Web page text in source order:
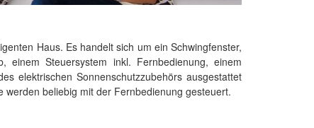
Haus. Es handelt sich um ein Schwingfenster,
einem Steuersystem inkl. Fernbedienung, einem
elektrischen Sonnenschutzzubehörs ausgestattet
beliebig mit der Fernbedienung gesteuert.